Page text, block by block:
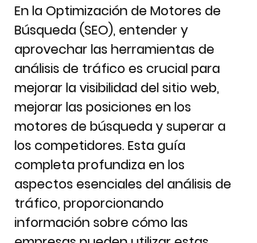
En la Optimización de Motores de
Búsqueda (SEO), entender y
aprovechar las herramientas de
análisis de tráfico es crucial para
mejorar la visibilidad del sitio web,
mejorar las posiciones en los
motores de búsqueda y superar a
los competidores. Esta guía
completa profundiza en los
aspectos esenciales del análisis de
tráfico, proporcionando
información sobre cómo las